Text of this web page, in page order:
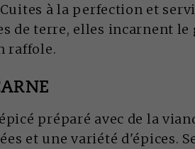
à la perfection et
de terre, elles incarnent le
raffole.
préparé avec de la
et une variété d'épices.